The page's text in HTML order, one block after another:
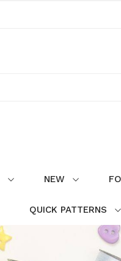
NEW
QUICK PATTERNS